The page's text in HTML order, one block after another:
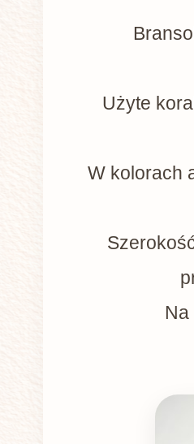
Użyte
W kolorach
Na